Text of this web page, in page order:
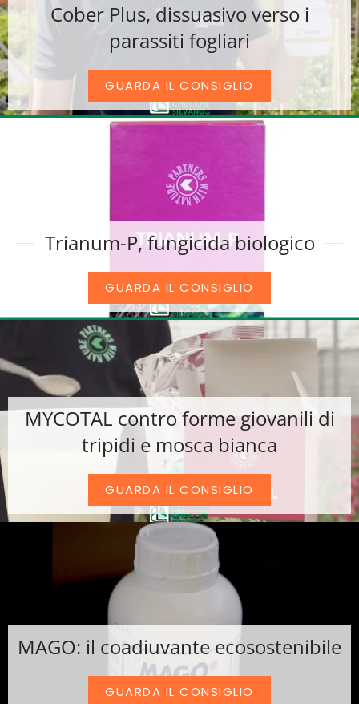
Cober Plus, dissuasivo verso i
parassiti fogliari
GUARDA IL CONSIGLIO
Trianum-P, fungicida biologico
GUARDA IL CONSIGLIO
MYCOTAL contro forme giovanili di
tripidi e mosca bianca
GUARDA IL CONSIGLIO
MAGO: il coadiuvante ecosostenibile
GUARDA IL CONSIGLIO